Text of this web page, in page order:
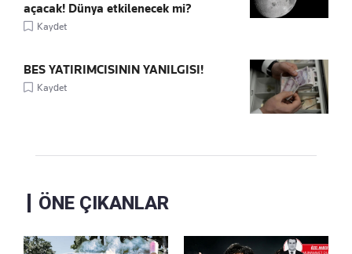
açacak! Dünya etkilenecek mi?
Kaydet
BES YATIRIMCISININ YANILGISI!
Kaydet
ÖNE ÇIKANLAR